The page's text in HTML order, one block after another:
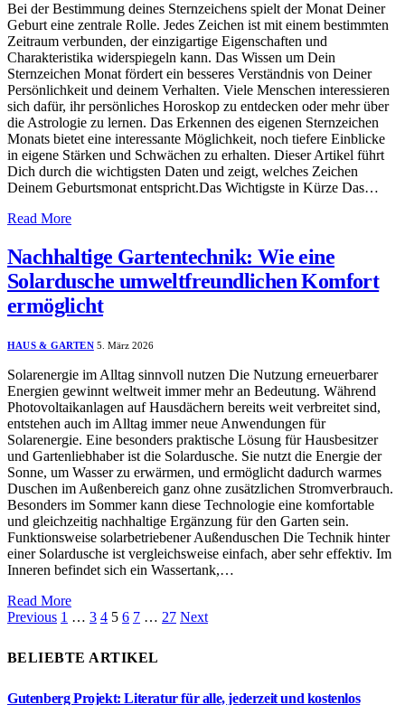
Bei der Bestimmung deines Sternzeichens spielt der Monat Deiner
Geburt eine zentrale Rolle. Jedes Zeichen ist mit einem bestimmten
Zeitraum verbunden, der einzigartige Eigenschaften und
Charakteristika widerspiegeln kann. Das Wissen um Dein
Sternzeichen Monat fördert ein besseres Verständnis von Deiner
Persönlichkeit und deinem Verhalten. Viele Menschen interessieren
sich dafür, ihr persönliches Horoskop zu entdecken oder mehr über
die Astrologie zu lernen. Das Erkennen des eigenen Sternzeichen
Monats bietet eine interessante Möglichkeit, noch tiefere Einblicke
in eigene Stärken und Schwächen zu erhalten. Dieser Artikel führt
Dich durch die wichtigsten Daten und zeigt, welches Zeichen
Deinem Geburtsmonat entspricht.Das Wichtigste in Kürze Das…
Read More
Nachhaltige Gartentechnik: Wie eine
Solardusche umweltfreundlichen Komfort
ermöglicht
HAUS & GARTEN 5. März 2026
Solarenergie im Alltag sinnvoll nutzen Die Nutzung erneuerbarer
Energien gewinnt weltweit immer mehr an Bedeutung. Während
Photovoltaikanlagen auf Hausdächern bereits weit verbreitet sind,
entstehen auch im Alltag immer neue Anwendungen für
Solarenergie. Eine besonders praktische Lösung für Hausbesitzer
und Gartenliebhaber ist die Solardusche. Sie nutzt die Energie der
Sonne, um Wasser zu erwärmen, und ermöglicht dadurch warmes
Duschen im Außenbereich ganz ohne zusätzlichen Stromverbrauch.
Besonders im Sommer kann diese Technologie eine komfortable
und gleichzeitig nachhaltige Ergänzung für den Garten sein.
Funktionsweise solarbetriebener Außenduschen Die Technik hinter
einer Solardusche ist vergleichsweise einfach, aber sehr effektiv. Im
Inneren befindet sich ein Wassertank,…
Read More
Previous 1 … 3 4 5 6 7 … 27 Next
BELIEBTE ARTIKEL
Gutenberg Projekt: Literatur für alle, jederzeit und kostenlos